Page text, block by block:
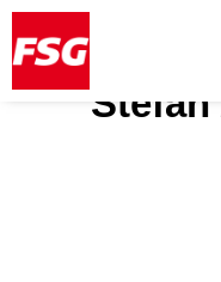
Skip
to
Content
Skip
to
navigation
Site
map